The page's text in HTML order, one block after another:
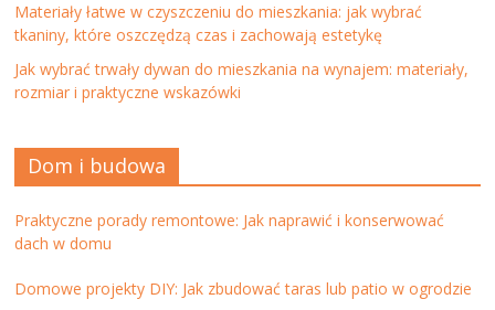
Materiały łatwe w czyszczeniu do mieszkania: jak wybrać
tkaniny, które oszczędzą czas i zachowają estetykę
Jak wybrać trwały dywan do mieszkania na wynajem: materiały,
rozmiar i praktyczne wskazówki
Dom i budowa
Praktyczne porady remontowe: Jak naprawić i konserwować
dach w domu
Domowe projekty DIY: Jak zbudować taras lub patio w ogrodzie